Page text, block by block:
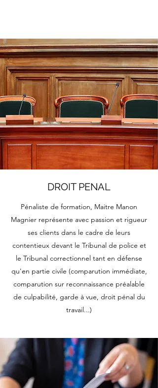
DROIT PENAL
Pénaliste de formation, Maitre Manon
Magnier représente avec passion et rigueur
ses clients dans le cadre de leurs
contentieux devant le Tribunal de police et
le Tribunal correctionnel tant en défense
qu'en partie civile (comparution immédiate,
comparution sur reconnaissance préalable
de culpabilité, garde à vue, droit pénal du
travail...)